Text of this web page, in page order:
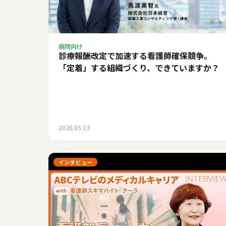
病院向け
診療報酬改定で加速する看護師確保競争。
「定着」する組織づくり、できていますか？
2026.05.13
インタビュー